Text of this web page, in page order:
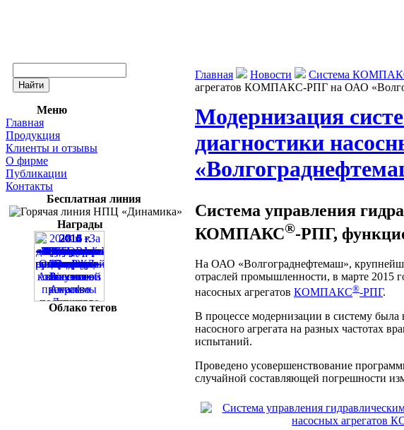
Меню
Главная
Продукция
Клиенты и отзывы
О фирме
Публикации
Контакты
Бесплатная линия
Награды
Облако тегов
Главная Новости Система
агрегатов КОМПАКС-РПГ на ОАО
Модернизация
диагностики
Система управления
КОМПАКС®-РПГ,
На ОАО «Волгограднефтемаш»,
отраслей промышленности, в марте 2015
насосных агрегатов КОМПАКС®-РПГ.
В процессе модернизации в систему
насосного агрегата на разных частотах
испытаний.
Проведено усовершенствование
случайной составляющей погрешности